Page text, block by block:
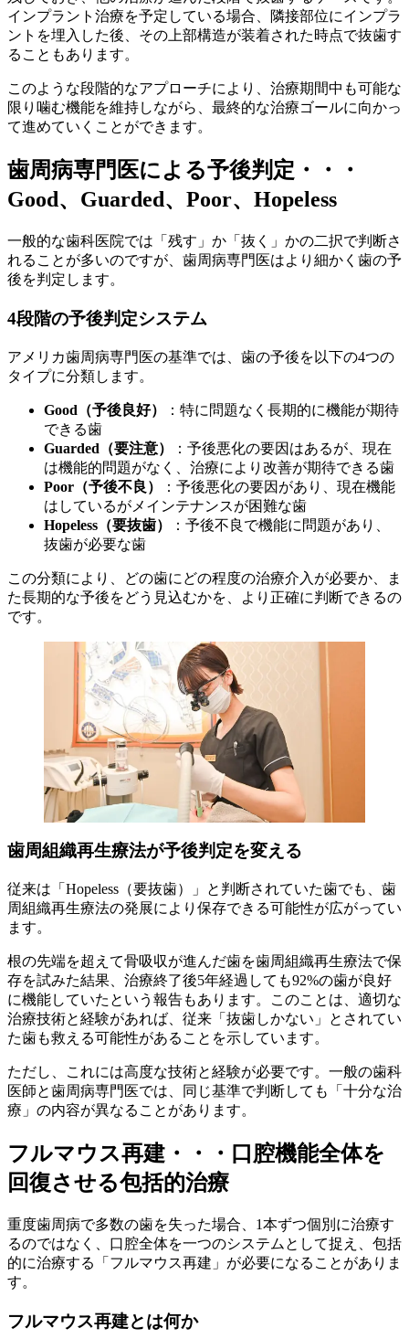
インプラント治療を予定している場合、隣接部位にインプラ
ントを埋入した後、その上部構造が装着された時点で抜歯す
ることもあります。
このような段階的なアプローチにより、治療期間中も可能な
限り噛む機能を維持しながら、最終的な治療ゴールに向かっ
て進めていくことができます。
歯周病専門医による予後判定・・・
Good、Guarded、Poor、Hopeless
一般的な歯科医院では「残す」か「抜く」かの二択で判断さ
れることが多いのですが、歯周病専門医はより細かく歯の予
後を判定します。
4段階の予後判定システム
アメリカ歯周病専門医の基準では、歯の予後を以下の4つの
タイプに分類します。
Good（予後良好）
：特に問題なく長期的に機能が期待
できる歯
Guarded（要注意）
：予後悪化の要因はあるが、現在
は機能的問題がなく、治療により改善が期待できる歯
Poor（予後不良）
：予後悪化の要因があり、現在機能
はしているがメインテナンスが困難な歯
Hopeless（要抜歯）
：予後不良で機能に問題があり、
抜歯が必要な歯
この分類により、どの歯にどの程度の治療介入が必要か、ま
た長期的な予後をどう見込むかを、より正確に判断できるの
です。
歯周組織再生療法が予後判定を変える
従来は「Hopeless（要抜歯）」と判断されていた歯でも、歯
周組織再生療法の発展により保存できる可能性が広がってい
ます。
根の先端を超えて骨吸収が進んだ歯を歯周組織再生療法で保
存を試みた結果、治療終了後5年経過しても92%の歯が良好
に機能していたという報告もあります。このことは、適切な
治療技術と経験があれば、従来「抜歯しかない」とされてい
た歯も救える可能性があることを示しています。
ただし、これには高度な技術と経験が必要です。一般の歯科
医師と歯周病専門医では、同じ基準で判断しても「十分な治
療」の内容が異なることがあります。
フルマウス再建・・・口腔機能全体を
回復させる包括的治療
重度歯周病で多数の歯を失った場合、1本ずつ個別に治療す
るのではなく、口腔全体を一つのシステムとして捉え、包括
的に治療する「フルマウス再建」が必要になることがありま
す。
フルマウス再建とは何か